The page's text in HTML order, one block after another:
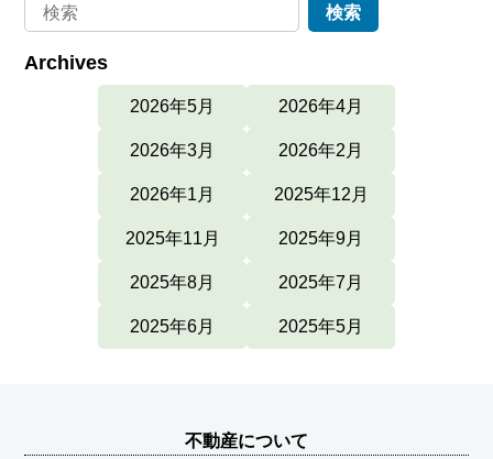
Archives
2026年5月 2026年4月
2026年3月 2026年2月
2026年1月 2025年12月
2025年11月 2025年9月
2025年8月 2025年7月
2025年6月 2025年5月
不動産について